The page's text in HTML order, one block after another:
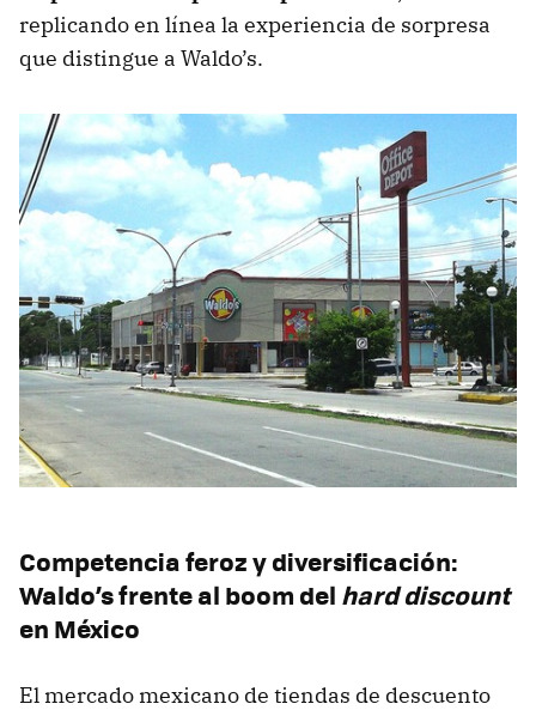
replicando en línea la experiencia de sorpresa
que distingue a Waldo’s.
Competencia feroz y diversificación:
Waldo’s frente al boom delhard discount
en México
El mercado mexicano de tiendas de descuento